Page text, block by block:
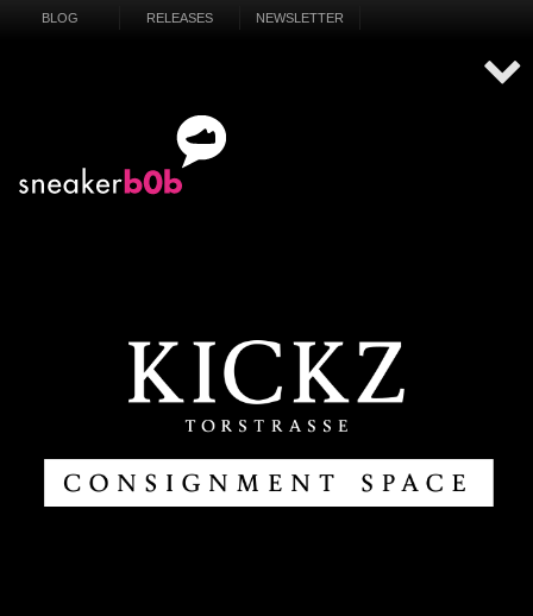
BLOG RELEASES NEWSLETTER